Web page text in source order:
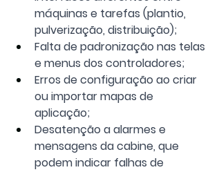
máquinas e tarefas (plantio,
pulverização, distribuição);
Falta de padronização nas telas
e menus dos controladores;
Erros de configuração ao criar
ou importar mapas de
aplicação;
Desatenção a alarmes e
mensagens da cabine, que
podem indicar falhas de